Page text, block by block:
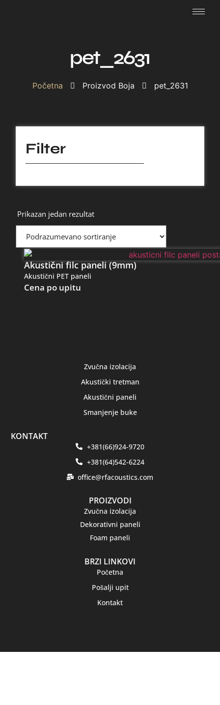
pet_2631
Početna Proizvod Boja pet_2631
Filter
Prikazan jedan rezultat
Akustični filc paneli (9mm)
Akustični PET paneli
Cena po upitu
Zvučna izolacija
Akustički tretman
Akustični paneli
Smanjenje buke
KONTAKT
+381(66)924-9720
+381(64)542-6224
office@rfacoustics.com
PROIZVODI
Zvučna izolacija
Dekorativni paneli
Foam paneli
BRZI LINKOVI
Početna
Pošalji upit
Kontakt